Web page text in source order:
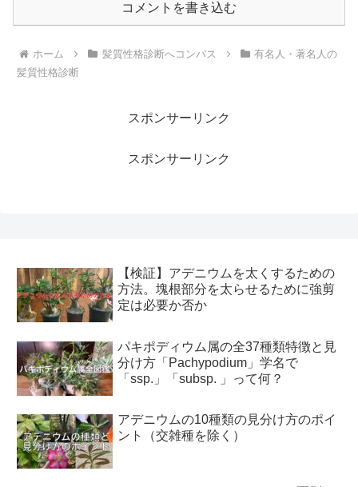
コメントを書き込む
ホーム 髪質性格診断へコンパス
有名人・著名人の
髪質性格診断
スポンサーリンク
スポンサーリンク
【検証】アデニウムを太くするための
方法。塊根部分を太らせるために強剪
定は必要か否か
パキポディウム属の全37種類特徴と見
分け方「Pachypodium」学名で
「ssp.」「subsp. 」って何？
アデニウムの10種類の見分け方のポイ
ント（交雑種を除く）